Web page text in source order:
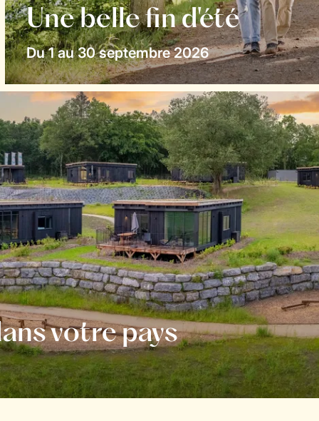
Une belle fin d'été
Du 1 au 30 septembre 2026
votre pays